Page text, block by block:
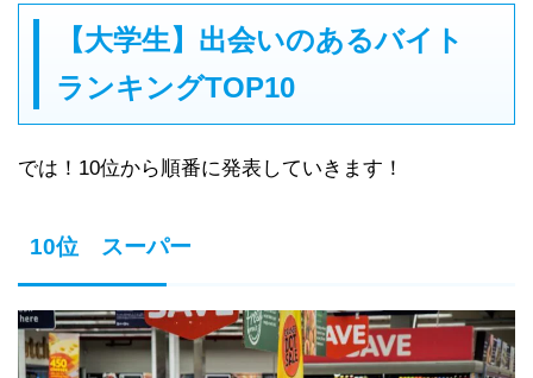
【大学生】出会いのあるバイト
ランキングTOP10
では！10位から順番に発表していきます！
10位 スーパー